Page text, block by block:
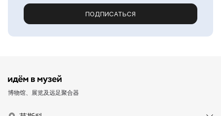
ПОДПИСАТЬСЯ
博物馆、展览及远足聚合器